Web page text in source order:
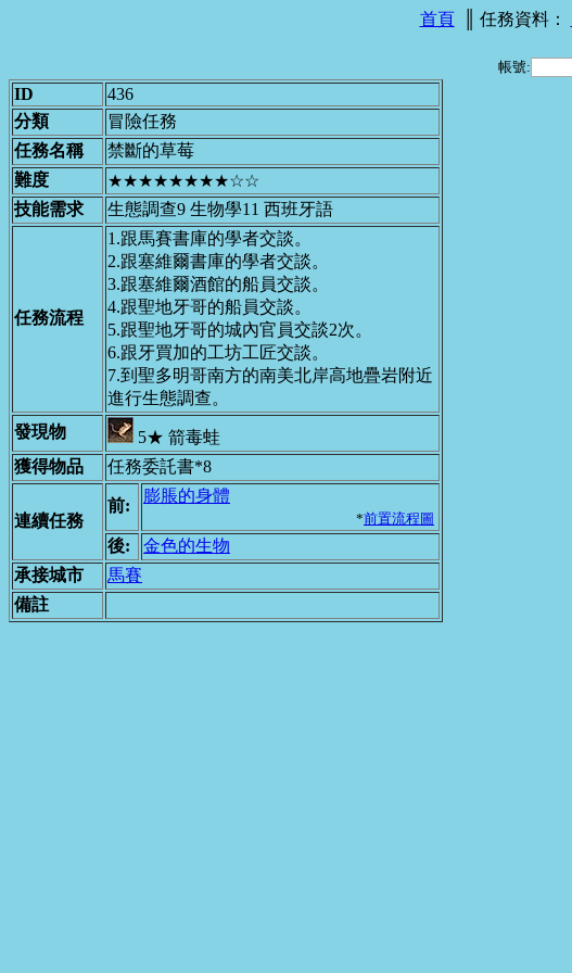
首頁║ 任務資料：
帳號:
ID
436
分類
冒險任務
任務名稱
禁斷的草莓
難度
★★★★★★★★☆☆
技能需求
生態調查9 生物學11 西班牙語
任務流程
1.跟馬賽書庫的學者交談。
2.跟塞維爾書庫的學者交談。
3.跟塞維爾酒館的船員交談。
4.跟聖地牙哥的船員交談。
5.跟聖地牙哥的城內官員交談2次。
6.跟牙買加的工坊工匠交談。
7.到聖多明哥南方的南美北岸高地疊岩附近
進行生態調查。
發現物
5★ 箭毒蛙
獲得物品
任務委託書*8
連續任務
前:
膨脹的身體
*前置流程圖
後:
金色的生物
承接城市
馬賽
備註